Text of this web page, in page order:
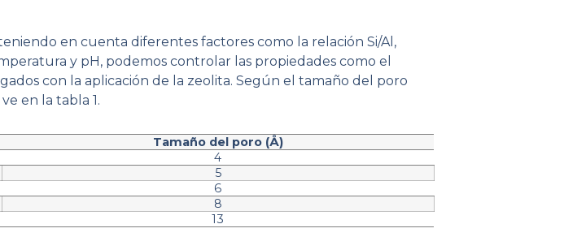
en cuenta diferentes factores como la relación Si/Al,
y pH, podemos controlar las propiedades como el
con la aplicación de la zeolita. Según el tamaño del poro
en la tabla 1.
Tamaño del poro (Å)
4
5
6
8
13